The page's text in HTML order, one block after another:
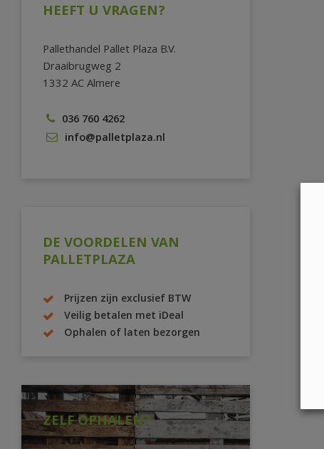
HEEFT U VRAGEN?
Pallethandel Pallet Plaza B.V.
Draaibrugweg 2
1332 AC Almere
036 760 4262
info@palletplaza.nl
DE VOORDELEN VAN
PALLETPLAZA
Prijzen zijn exclusief BTW
Veilig betalen met iDeal
Ophalen of laten bezorgen
ZELF OPHALEN?